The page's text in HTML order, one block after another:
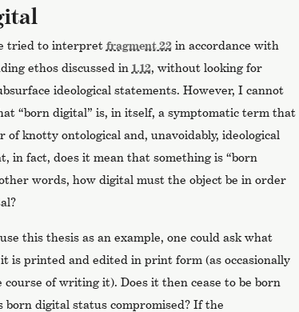
tried to interpret fragment 22in accordance with
ethos discussed in 1.12, without looking for
ideological statements. However, I cannot
“born digital” is, in itself, a symptomatic term that
of knotty ontological and, unavoidably, ideological
in fact, does it mean that something is “born
words, how digital must the object be in order
this thesis as an example, one could ask what
is printed and edited in print form (as occasionally
course of writing it). Does it then cease to be born
born digital status compromised? If the